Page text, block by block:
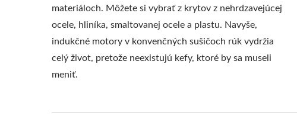
materiáloch. Môžete si vybrať z krytov z nehrdzavejúcej
ocele, hliníka, smaltovanej ocele a plastu. Navyše,
indukčné motory v konvenčných sušičoch rúk vydržia
celý život, pretože neexistujú kefy, ktoré by sa museli
meniť.